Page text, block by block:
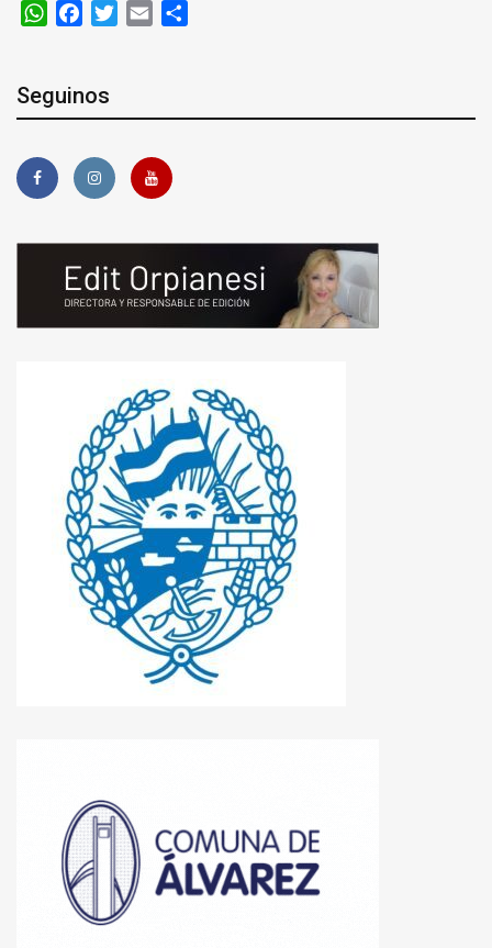
WhatsApp
FacebookTwitter
Email
Seguinos